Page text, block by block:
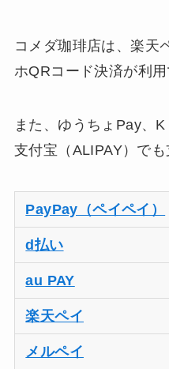
コメダ珈琲店は、楽天
ホQRコード決済が利用
また、ゆうちょPay、
支付宝（ALIPAY）でも
PayPay（ペイペイ）
d払い
au PAY
楽天ペイ
メルペイ